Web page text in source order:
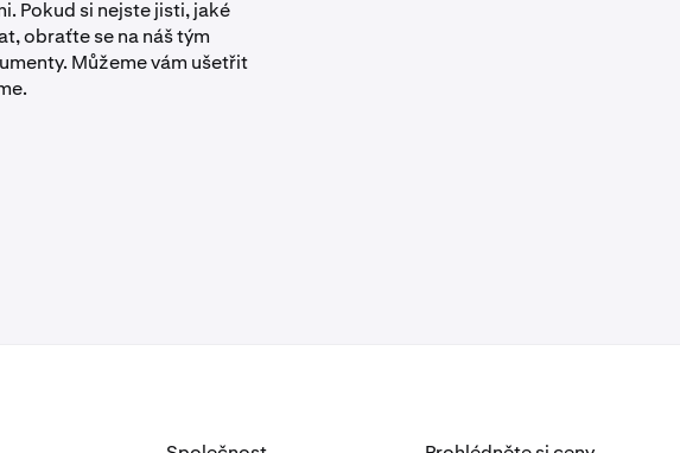
Pokud si nejste jisti, jaké
obraťte se na náš tým
Můžeme vám ušetřit